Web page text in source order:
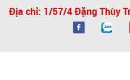
Địa chỉ: 1/57/4 Đặng Thùy